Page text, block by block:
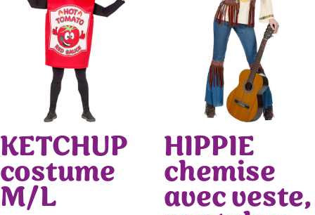
KETCHUP
costume
M/L
HIPPIE
chemise
avec veste,